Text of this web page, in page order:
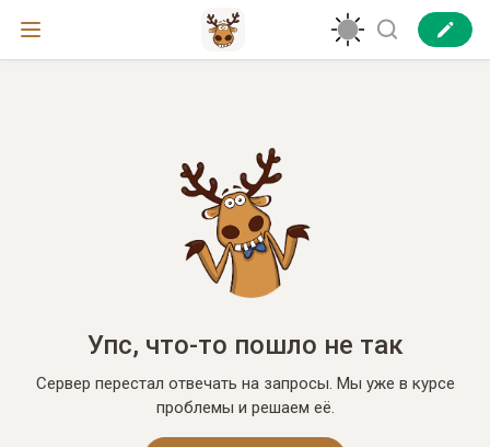
Упс, что-то пошло не так
Сервер перестал отвечать на запросы. Мы уже в курсе
проблемы и решаем её.